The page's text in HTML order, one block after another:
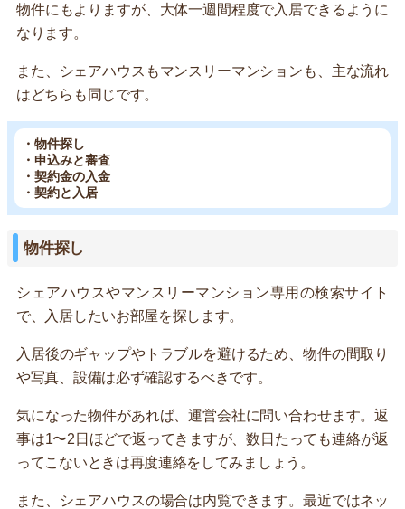
物件にもよりますが、大体一週間程度で入居できるように
なります。
また、シェアハウスもマンスリーマンションも、主な流れ
はどちらも同じです。
・物件探し
・申込みと審査
・契約金の入金
・契約と入居
物件探し
シェアハウスやマンスリーマンション専用の検索サイト
で、入居したいお部屋を探します。
入居後のギャップやトラブルを避けるため、物件の間取り
や写真、設備は必ず確認するべきです。
気になった物件があれば、運営会社に問い合わせます。返
事は1〜2日ほどで返ってきますが、数日たっても連絡が返
ってこないときは再度連絡をしてみましょう。
また、シェアハウスの場合は内覧できます。最近ではネッ